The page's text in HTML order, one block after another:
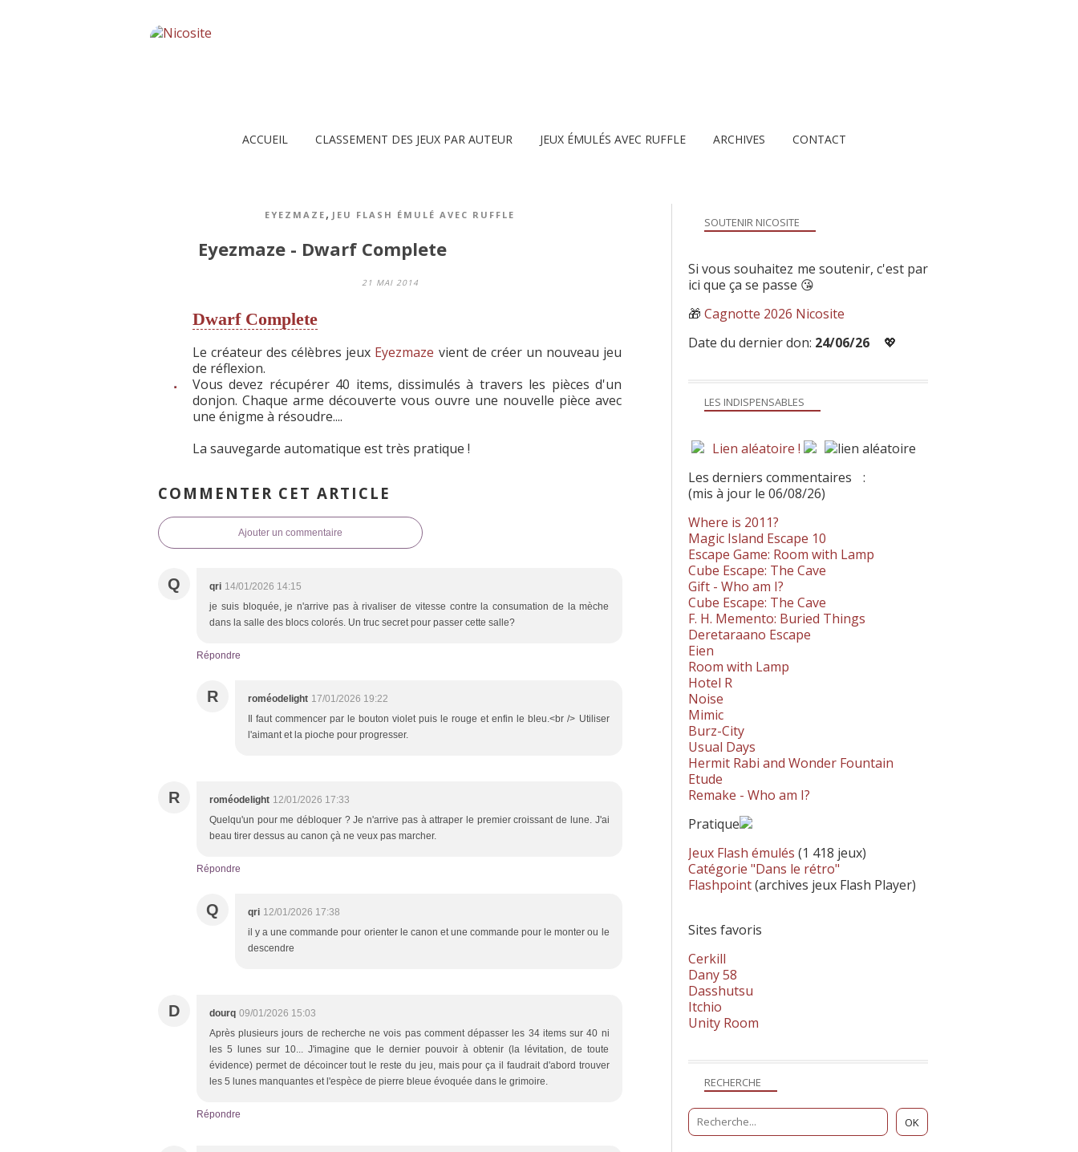
ACCUEIL CLASSEMENT DES JEUX PAR AUTEUR JEUX ÉMULÉS AVEC RUFFLE ARCHIVES CONTACT
EYEZMAZE , JEU FLASH ÉMULÉ AVEC RUFFLE
Eyezmaze - Dwarf Complete
21 MAI 2014
Dwarf Complete
Le créateur des célèbres jeux Eyezmaze vient de créer un nouveau jeu
de réflexion.
Vous devez récupérer 40 items, dissimulés à travers les pièces d'un
donjon. Chaque arme découverte vous ouvre une nouvelle pièce avec
une énigme à résoudre....
La sauvegarde automatique est très pratique !
COMMENTER CET ARTICLE
Ajouter un commentaire
Q qri 14/01/2026 14:15
je suis bloquée, je n'arrive pas à rivaliser de vitesse contre la consumation de la mèche
dans la salle des blocs colorés. Un truc secret pour passer cette salle?
Répondre
R roméodelight 17/01/2026 19:22
Il faut commencer par le bouton violet puis le rouge et enfin le bleu.<br /> Utiliser
l'aimant et la pioche pour progresser.
R roméodelight 12/01/2026 17:33
Quelqu'un pour me débloquer ? Je n'arrive pas à attraper le premier croissant de lune. J'ai
beau tirer dessus au canon çà ne veux pas marcher.
Répondre
Q qri 12/01/2026 17:38
il y a une commande pour orienter le canon et une commande pour le monter ou le
descendre
D dourq 09/01/2026 15:03
Après plusieurs jours de recherche ne vois pas comment dépasser les 34 items sur 40 ni
les 5 lunes sur 10... J'imagine que le dernier pouvoir à obtenir (la lévitation, de toute
évidence) permet de décoincer tout le reste du jeu, mais pour ça il faudrait d'abord trouver
les 5 lunes manquantes et l'espèce de pierre bleue évoquée dans le grimoire.
Répondre
RECHERCHE
LES INDISPENSABLES
Lien aléatoire !
Les derniers commentaires
:
(mis à jour le 06/08/26)
Where is 2011?
Magic Island Escape 10
Escape Game: Room with Lamp
Cube Escape: The Cave
Gift - Who am I?
Cube Escape: The Cave
F. H. Memento: Buried Things
Deretaraano Escape
Eien
Room with Lamp
Hotel R
Noise
Mimic
Burz-City
Usual Days
Hermit Rabi and Wonder Fountain
Etude
Remake - Who am I?
Pratique
Jeux Flash émulés (1 418 jeux)
Catégorie "Dans le rétro"
Flashpoint(archives jeux Flash Player)
Sites favoris
Cerkill
Dany 58
Dasshutsu
Itchio
Unity Room
SOUTENIR NICOSITE
Si vous souhaitez me soutenir, c'est par
ici que ça se passe 😘
🎁 Cagnotte 2026 Nicosite
Date du dernier don: 24/06/26 💖